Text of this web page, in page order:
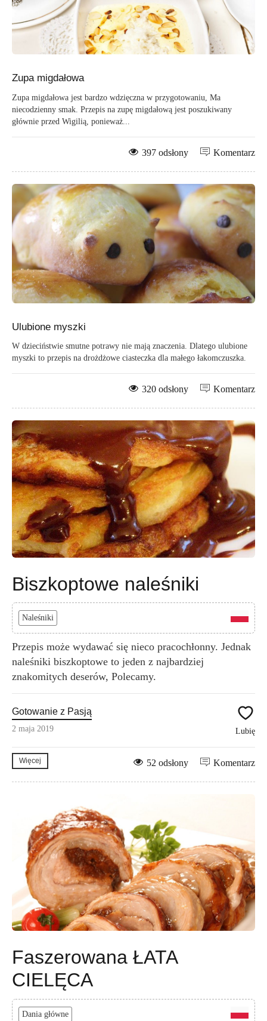
Zupa migdałowa
Zupa migdałowa jest bardzo wdzięczna w przygotowaniu, Ma
niecodzienny smak. Przepis na zupę migdałową jest poszukiwany
głównie przed Wigilią, ponieważ...
Komentarz
397 odsłony
Ulubione myszki
W dzieciństwie smutne potrawy nie mają znaczenia. Dlatego ulubione
myszki to przepis na drożdżowe ciasteczka dla małego łakomczuszka.
Komentarz
320 odsłony
Biszkoptowe naleśniki
Naleśniki
Przepis może wydawać się nieco pracochłonny. Jednak
naleśniki biszkoptowe to jeden z najbardziej
znakomitych deserów, Polecamy.
Gotowanie z Pasją
2 maja 2019 Lubię
Więcej Komentarz
52 odsłony
Faszerowana ŁATA
CIELĘCA
Dania główne